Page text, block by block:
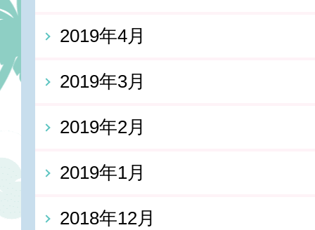
2019年4月
2019年3月
2019年2月
2019年1月
2018年12月